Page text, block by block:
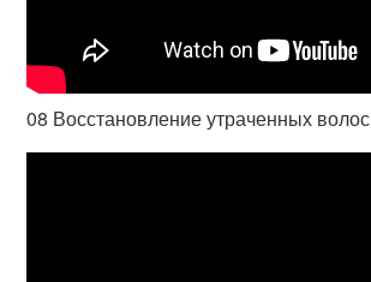
08 Восстановление утраченных волос